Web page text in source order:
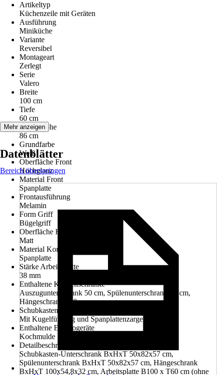
Artikeltyp
Küchenzeile mit Geräten
Ausführung
Miniküche
Variante
Reversibel
Montageart
Zerlegt
Serie
Valero
Breite
100 cm
Tiefe
60 cm
Arbeitshöhe
86 cm
Grundfarbe
Weiß
Oberfläche Front
Hochglanz
Material Front
Spanplatte
Frontausführung
Melamin
Form Griff
Bügelgriff
Oberfläche Korpus
Matt
Material Korpus
Spanplatte
Stärke Arbeitsplatte
38 mm
Enthaltene Küchenschränke
Auszugunterschrank 50 cm, Spülenunterschrank 50 cm,
Hängeschrank 100 cm
Schubkastenausführung
Mit Kugelführung und Spanplattenzarge
Enthaltene Elektrogeräte
Kochmulde
Detailbeschreibung Küchenmöbel
Schubkasten-Unterschrank BxHxT 50x82x57 cm,
Spülenunterschrank BxHxT 50x82x57 cm, Hängeschrank
BxHxT 100x54,8x32 cm, Arbeitsplatte B100 x T60 cm (ohne
Mehr anzeigen
Datenblätter
Bereich überspringen